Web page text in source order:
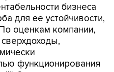
бизнеса
для ее устойчивости,
оценкам компании,
функционирования